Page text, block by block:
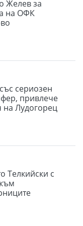
Желев за
на ОФК
сериозен
привлече
на Лудогорец
Телкийски с